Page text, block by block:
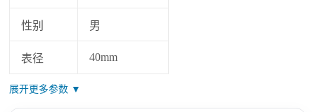
性别 男
表径 40mm
展开更多参数 ▼